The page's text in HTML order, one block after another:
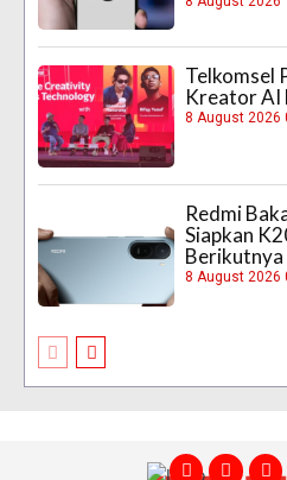
Telkomsel
Kreator AI
8 August 2026
Redmi
Siapkan
Berikutnya
8 August 2026